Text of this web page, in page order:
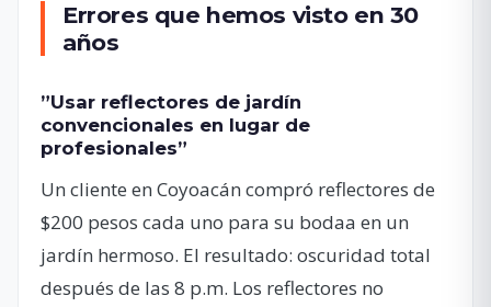
Errores que hemos visto en 30
años
”Usar reflectores de jardín
convencionales en lugar de
profesionales”
Un cliente en Coyoacán compró reflectores de
$200 pesos cada uno para su bodaa en un
jardín hermoso. El resultado: oscuridad total
después de las 8 p.m. Los reflectores no